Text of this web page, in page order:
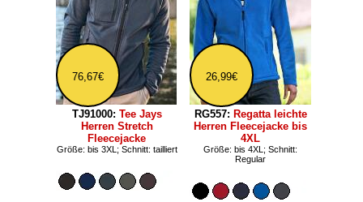
76,67€
TJ91000: Tee Jays
Herren Stretch
Fleecejacke
Größe: bis 3XL; Schnitt: tailliert
26,99€
RG557: Regatta leichte
Herren Fleecejacke bis
4XL
Größe: bis 4XL; Schnitt:
Regular